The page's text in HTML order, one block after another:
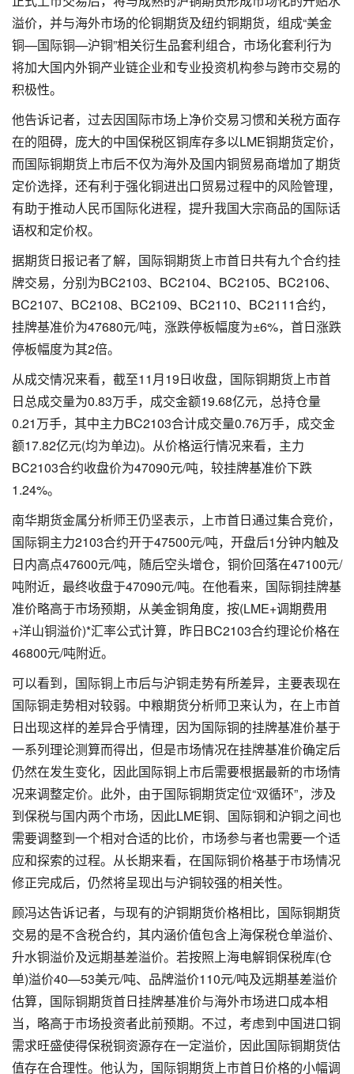
溢价，并与海外市场的伦铜期货及纽约铜期货，组成“美金
铜—国际铜—沪铜”相关衍生品套利组合，市场化套利行为
将加大国内外铜产业链企业和专业投资机构参与跨市交易的
积极性。
他告诉记者，过去因国际市场上净价交易习惯和关税方面存
在的阻碍，庞大的中国保税区铜库存多以LME铜期货定价，
而国际铜期货上市后不仅为海外及国内铜贸易商增加了期货
定价选择，还有利于强化铜进出口贸易过程中的风险管理，
有助于推动人民币国际化进程，提升我国大宗商品的国际话
语权和定价权。
据期货日报记者了解，国际铜期货上市首日共有九个合约挂
牌交易，分别为BC2103、BC2104、BC2105、BC2106、
BC2107、BC2108、BC2109、BC2110、BC2111合约，
挂牌基准价为47680元/吨，涨跌停板幅度为±6%，首日涨跌
停板幅度为其2倍。
从成交情况来看，截至11月19日收盘，国际铜期货上市首
日总成交量为0.83万手，成交金额19.68亿元，总持仓量
0.21万手，其中主力BC2103合计成交量0.76万手，成交金
额17.82亿元(均为单边)。从价格运行情况来看，主力
BC2103合约收盘价为47090元/吨，较挂牌基准价下跌
1.24%。
南华期货金属分析师王仍坚表示，上市首日通过集合竞价，
国际铜主力2103合约开于47500元/吨，开盘后1分钟内触及
日内高点47600元/吨，随后空头增仓，铜价回落在47100元/
吨附近，最终收盘于47090元/吨。在他看来，国际铜挂牌基
准价略高于市场预期，从美金铜角度，按(LME+调期费用
+洋山铜溢价)*汇率公式计算，昨日BC2103合约理论价格在
46800元/吨附近。
可以看到，国际铜上市后与沪铜走势有所差异，主要表现在
国际铜走势相对较弱。中粮期货分析师卫来认为，在上市首
日出现这样的差异合乎情理，因为国际铜的挂牌基准价基于
一系列理论测算而得出，但是市场情况在挂牌基准价确定后
仍然在发生变化，因此国际铜上市后需要根据最新的市场情
况来调整定价。此外，由于国际铜期货定位“双循环”，涉及
到保税与国内两个市场，因此LME铜、国际铜和沪铜之间也
需要调整到一个相对合适的比价，市场参与者也需要一个适
应和探索的过程。从长期来看，在国际铜价格基于市场情况
修正完成后，仍然将呈现出与沪铜较强的相关性。
顾冯达告诉记者，与现有的沪铜期货价格相比，国际铜期货
交易的是不含税合约，其内涵价值包含上海保税仓单溢价、
升水铜溢价及远期基差溢价。若按照上海电解铜保税库(仓
单)溢价40—53美元/吨、品牌溢价110元/吨及远期基差溢价
估算，国际铜期货首日挂牌基准价与海外市场进口成本相
当，略高于市场投资者此前预期。不过，考虑到中国进口铜
需求旺盛使得保税铜资源存在一定溢价，因此国际铜期货估
值存在合理性。他认为，国际铜期货上市首日价格的小幅调